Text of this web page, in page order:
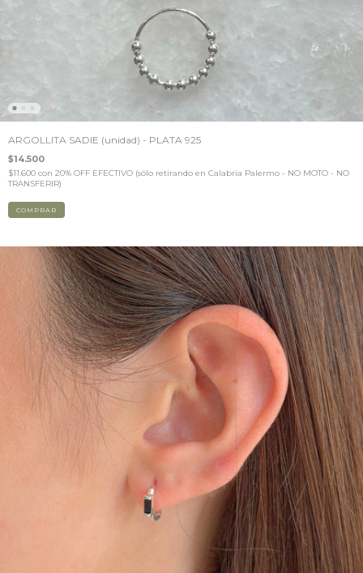
ARGOLLITA SADIE (unidad) - PLATA 925
$14.500
$11.600 con 20% OFF EFECTIVO (sólo retirando en Calabria Palermo - NO MOTO - NO
TRANSFERIR)
COMPRAR